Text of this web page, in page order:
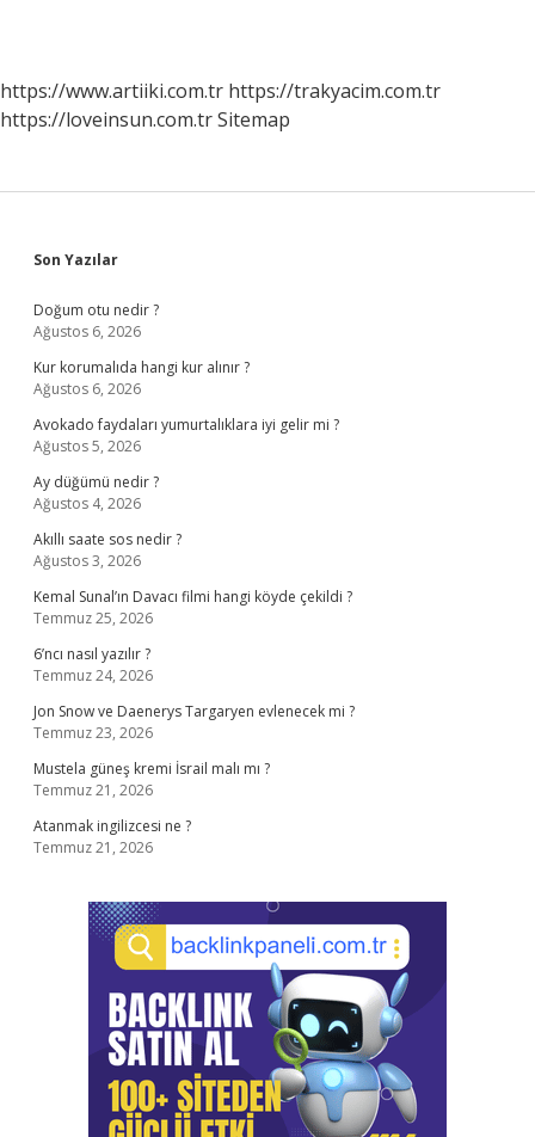
https://www.artiiki.com.tr https://trakyacim.com.tr
https://loveinsun.com.trSitemap
Sidebar
Son Yazılar
Doğum otu nedir ?
Ağustos 6, 2026
Kur korumalıda hangi kur alınır ?
Ağustos 6, 2026
Avokado faydaları yumurtalıklara iyi gelir mi ?
Ağustos 5, 2026
Ay düğümü nedir ?
Ağustos 4, 2026
Akıllı saate sos nedir ?
Ağustos 3, 2026
Kemal Sunal’ın Davacı filmi hangi köyde çekildi ?
Temmuz 25, 2026
6’ncı nasıl yazılır ?
Temmuz 24, 2026
Jon Snow ve Daenerys Targaryen evlenecek mi ?
Temmuz 23, 2026
Mustela güneş kremi İsrail malı mı ?
Temmuz 21, 2026
Atanmak ingilizcesi ne ?
Temmuz 21, 2026